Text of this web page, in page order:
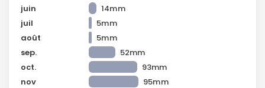
juin
14mm
juil
5mm
août
5mm
sep.
52mm
oct.
93mm
nov
95mm